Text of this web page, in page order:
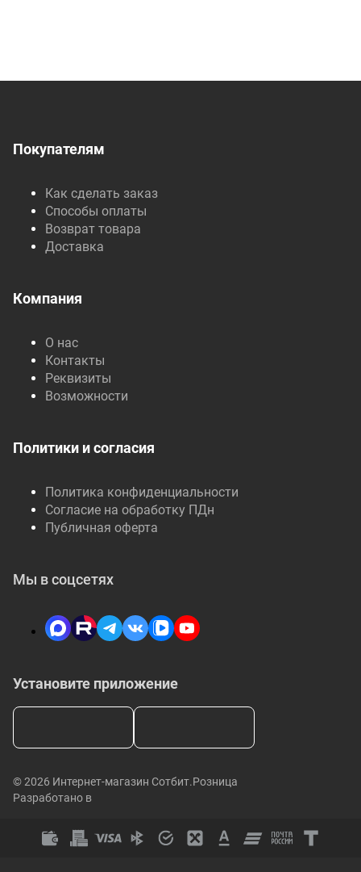
Покупателям
Как сделать заказ
Способы оплаты
Возврат товара
Доставка
Компания
О нас
Контакты
Реквизиты
Возможности
Политики и согласия
Политика конфиденциальности
Согласие на обработку ПДн
Публичная оферта
Установите приложение
Мы в соцсетях
© 2026 Интернет-магазин Сотбит.Розница
Разработано в